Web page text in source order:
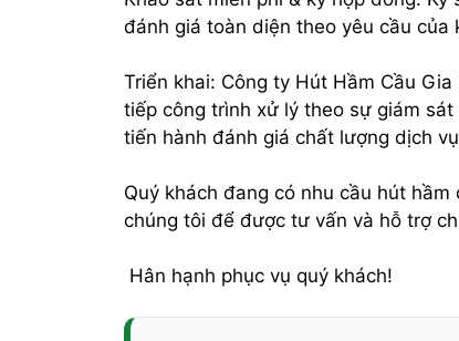
đánh giá toàn diện theo yêu cầu
Triển khai: Công ty Hút Hầm Cầu
tiếp công trình xử lý theo sự giám
tiến hành đánh giá chất lượng dịch
Quý khách đang có nhu cầu hút
chúng tôi để được tư vấn và hỗ trợ
Hân hạnh phục vụ quý khách!